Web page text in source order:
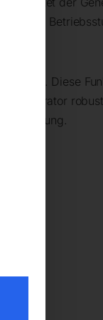
und
. Diese
Generator
Bedienung.